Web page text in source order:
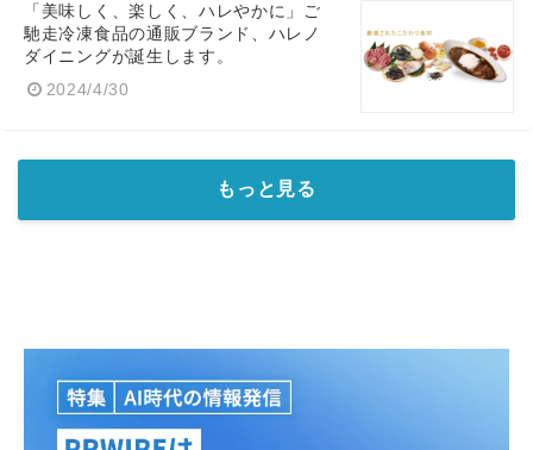
「美味しく、楽しく、ハレやかに」ご
馳走冷凍食品の通販ブランド、ハレノ
ダイニングが誕生します。
2024/4/30
もっと見る